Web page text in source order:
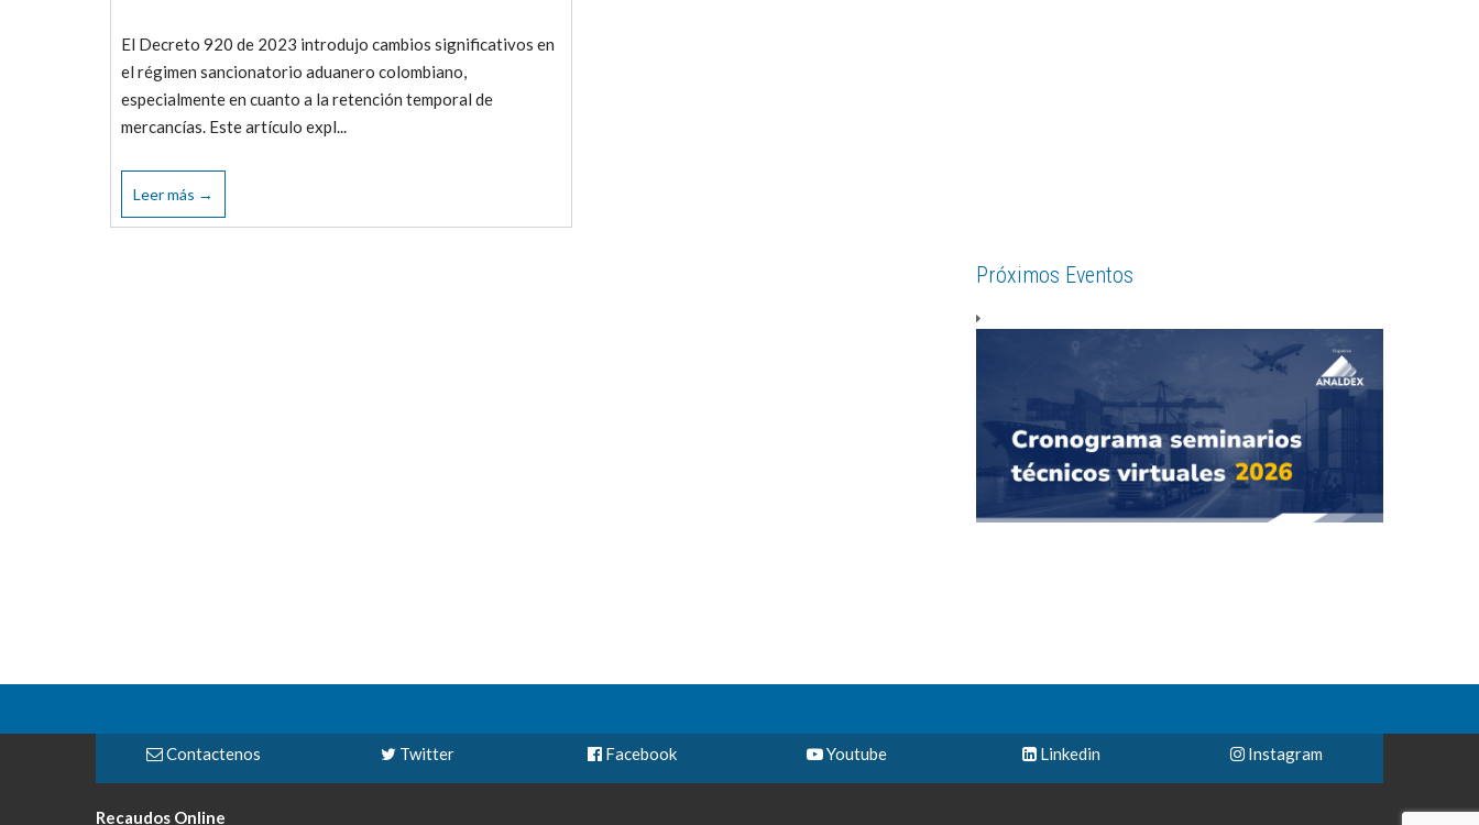
El Decreto 920 de 2023 introdujo cambios significativos en
el régimen sancionatorio aduanero colombiano,
especialmente en cuanto a la retención temporal de
mercancías. Este artículo expl...
Leer más →
Próximos Eventos
Contactenos Twitter Facebook Youtube Linkedin Instagram
Recaudos Online